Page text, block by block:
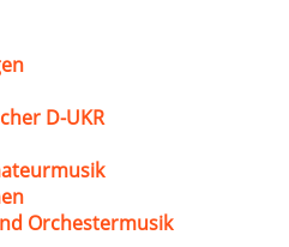
D-UKR
Orchestermusik